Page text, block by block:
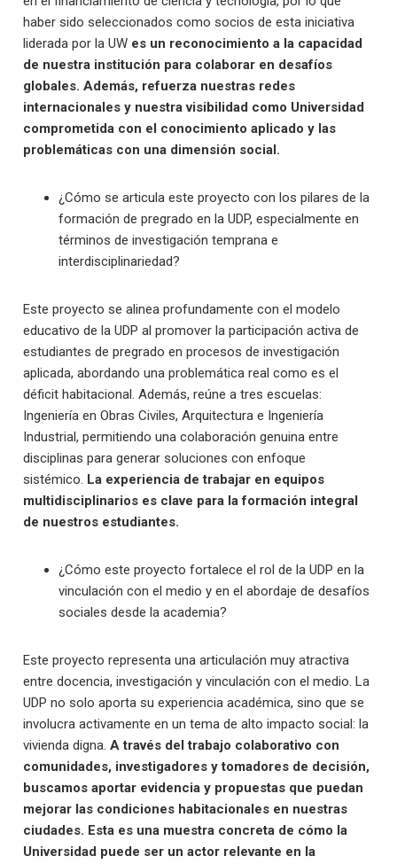
haber sido seleccionados como socios de esta iniciativa
liderada por la UW es un reconocimiento a la capacidad
de nuestra institución para colaborar en desafíos
globales. Además, refuerza nuestras redes
internacionales y nuestra visibilidad como Universidad
comprometida con el conocimiento aplicado y las
problemáticas con una dimensión social.
¿Cómo se articula este proyecto con los pilares de la
formación de pregrado en la UDP, especialmente en
términos de investigación temprana e
interdisciplinariedad?
Este proyecto se alinea profundamente con el modelo
educativo de la UDP al promover la participación activa de
estudiantes de pregrado en procesos de investigación
aplicada, abordando una problemática real como es el
déficit habitacional. Además, reúne a tres escuelas:
Ingeniería en Obras Civiles, Arquitectura e Ingeniería
Industrial, permitiendo una colaboración genuina entre
disciplinas para generar soluciones con enfoque
sistémico. La experiencia de trabajar en equipos
multidisciplinarios es clave para la formación integral
de nuestros estudiantes.
¿Cómo este proyecto fortalece el rol de la UDP en la
vinculación con el medio y en el abordaje de desafíos
sociales desde la academia?
Este proyecto representa una articulación muy atractiva
entre docencia, investigación y vinculación con el medio. La
UDP no solo aporta su experiencia académica, sino que se
involucra activamente en un tema de alto impacto social: la
vivienda digna.A través del trabajo colaborativo con
comunidades, investigadores y tomadores de decisión,
buscamos aportar evidencia y propuestas que puedan
mejorar las condiciones habitacionales en nuestras
ciudades. Esta es una muestra concreta de cómo la
Universidad puede ser un actor relevante en la